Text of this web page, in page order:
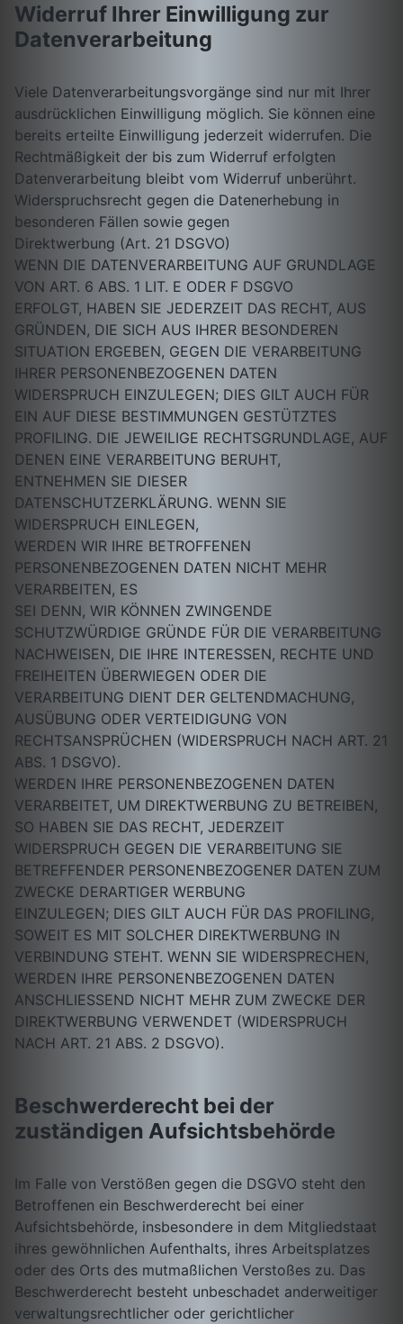
Widerruf Ihrer Einwilligung zur
Datenverarbeitung
Viele Datenverarbeitungsvorgänge sind nur mit Ihrer
ausdrücklichen Einwilligung möglich. Sie können eine
bereits erteilte Einwilligung jederzeit widerrufen. Die
Rechtmäßigkeit der bis zum Widerruf erfolgten
Datenverarbeitung bleibt vom Widerruf unberührt.
Widerspruchsrecht gegen die Datenerhebung in
besonderen Fällen sowie gegen
Direktwerbung (Art. 21 DSGVO)
WENN DIE DATENVERARBEITUNG AUF GRUNDLAGE
VON ART. 6 ABS. 1 LIT. E ODER F DSGVO
ERFOLGT, HABEN SIE JEDERZEIT DAS RECHT, AUS
GRÜNDEN, DIE SICH AUS IHRER BESONDEREN
SITUATION ERGEBEN, GEGEN DIE VERARBEITUNG
IHRER PERSONENBEZOGENEN DATEN
WIDERSPRUCH EINZULEGEN; DIES GILT AUCH FÜR
EIN AUF DIESE BESTIMMUNGEN GESTÜTZTES
PROFILING. DIE JEWEILIGE RECHTSGRUNDLAGE, AUF
DENEN EINE VERARBEITUNG BERUHT,
ENTNEHMEN SIE DIESER
DATENSCHUTZERKLÄRUNG. WENN SIE
WIDERSPRUCH EINLEGEN,
WERDEN WIR IHRE BETROFFENEN
PERSONENBEZOGENEN DATEN NICHT MEHR
VERARBEITEN, ES
SEI DENN, WIR KÖNNEN ZWINGENDE
SCHUTZWÜRDIGE GRÜNDE FÜR DIE VERARBEITUNG
NACHWEISEN, DIE IHRE INTERESSEN, RECHTE UND
FREIHEITEN ÜBERWIEGEN ODER DIE
VERARBEITUNG DIENT DER GELTENDMACHUNG,
AUSÜBUNG ODER VERTEIDIGUNG VON
RECHTSANSPRÜCHEN (WIDERSPRUCH NACH ART. 21
ABS. 1 DSGVO).
WERDEN IHRE PERSONENBEZOGENEN DATEN
VERARBEITET, UM DIREKTWERBUNG ZU BETREIBEN,
SO HABEN SIE DAS RECHT, JEDERZEIT
WIDERSPRUCH GEGEN DIE VERARBEITUNG SIE
BETREFFENDER PERSONENBEZOGENER DATEN ZUM
ZWECKE DERARTIGER WERBUNG
EINZULEGEN; DIES GILT AUCH FÜR DAS PROFILING,
SOWEIT ES MIT SOLCHER DIREKTWERBUNG IN
VERBINDUNG STEHT. WENN SIE WIDERSPRECHEN,
WERDEN IHRE PERSONENBEZOGENEN DATEN
ANSCHLIESSEND NICHT MEHR ZUM ZWECKE DER
DIREKTWERBUNG VERWENDET (WIDERSPRUCH
NACH ART. 21 ABS. 2 DSGVO).
Beschwerderecht bei der
zuständigen Aufsichtsbehörde
Im Falle von Verstößen gegen die DSGVO steht den
Betroffenen ein Beschwerderecht bei einer
Aufsichtsbehörde, insbesondere in dem Mitgliedstaat
ihres gewöhnlichen Aufenthalts, ihres Arbeitsplatzes
oder des Orts des mutmaßlichen Verstoßes zu. Das
Beschwerderecht besteht unbeschadet anderweitiger
verwaltungsrechtlicher oder gerichtlicher